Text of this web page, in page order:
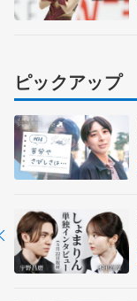
ピックアップ